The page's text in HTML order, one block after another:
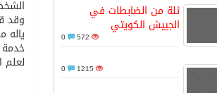
مدينة الملك سلمان للطاقة
كسوة الكعبة تعتلي البيت العتيق
ثلة من الضابطات في
الجييش الكويتي
572
1215
وقد
ياله
خدمة